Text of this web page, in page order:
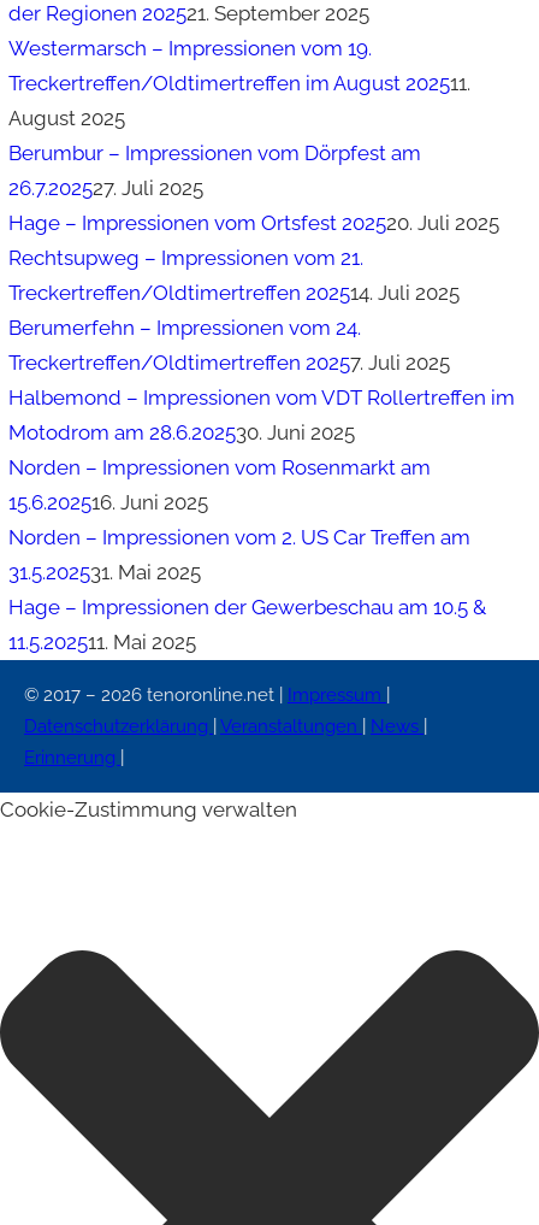
der Regionen 202521. September 2025
Westermarsch – Impressionen vom 19.
Treckertreffen/Oldtimertreffen im August 202511.
August 2025
Berumbur – Impressionen vom Dörpfest am
26.7.202527. Juli 2025
Hage – Impressionen vom Ortsfest 202520. Juli 2025
Rechtsupweg – Impressionen vom 21.
Treckertreffen/Oldtimertreffen 202514. Juli 2025
Berumerfehn – Impressionen vom 24.
Treckertreffen/Oldtimertreffen 20257. Juli 2025
Halbemond – Impressionen vom VDT Rollertreffen im
Motodrom am 28.6.202530. Juni 2025
Norden – Impressionen vom Rosenmarkt am
15.6.202516. Juni 2025
Norden – Impressionen vom 2. US Car Treffen am
31.5.202531. Mai 2025
Hage – Impressionen der Gewerbeschau am 10.5 &
11.5.202511. Mai 2025
© 2017 – 2026 tenoronline.net | Impressum
Datenschutzerklärung
Veranstaltungen News
Erinnerung
Cookie-Zustimmung verwalten